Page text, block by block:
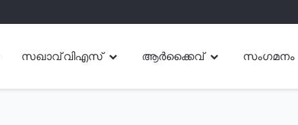
സഖാവ് വിഎസ് ആർക്കൈവ് സംഗമനം